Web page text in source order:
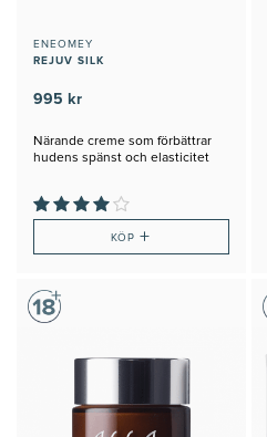
ENEOMEY
REJUV SILK
995 kr
Närande creme som förbättrar
hudens spänst och elasticitet
KÖP+